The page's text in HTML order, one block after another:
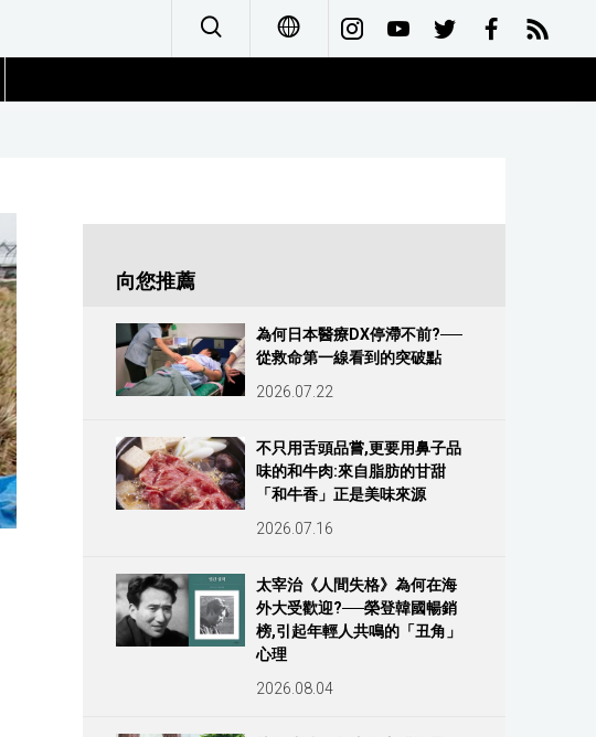
العربية
向您推薦
為何日本醫療DX停滯不前?──
從救命第一線看到的突破點
2026.07.22
不只用舌頭品嘗,更要用鼻子品
味的和牛肉:來自脂肪的甘甜
「和牛香」正是美味來源
2026.07.16
太宰治《人間失格》為何在海
外大受歡迎?──榮登韓國暢銷
榜,引起年輕人共鳴的「丑角」
心理
2026.08.04